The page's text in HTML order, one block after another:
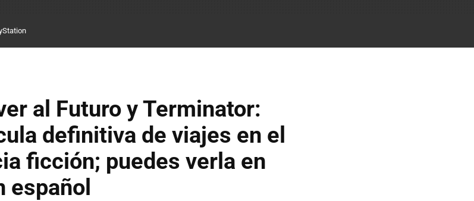
al Futuro y Terminator:
definitiva de viajes en el
ficción; puedes verla en
español